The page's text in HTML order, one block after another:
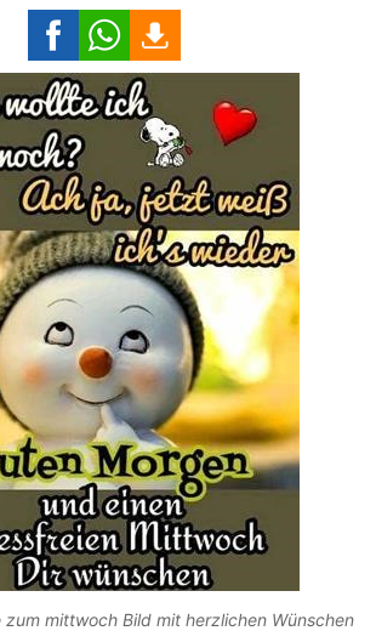
zum mittwoch Bild mit herzlichen Wünschen